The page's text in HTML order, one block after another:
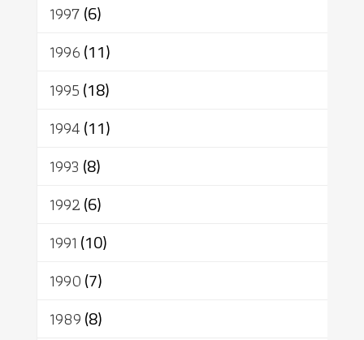
1997(6)
1996(11)
1995(18)
1994(11)
1993 (8)
1992(6)
1991 (10)
1990(7)
1989(8)